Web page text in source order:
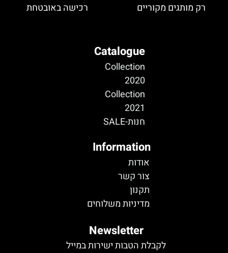
רק מותגים מקוריים
רכישה באובטחת
Catalogue
Collection
2020
Collection
2021
חנות-SALE
Information
אודות
צור קשר
תקנון
מדיניות משלוחים
Newsletter
לקבלת הטבות ישירות במייל